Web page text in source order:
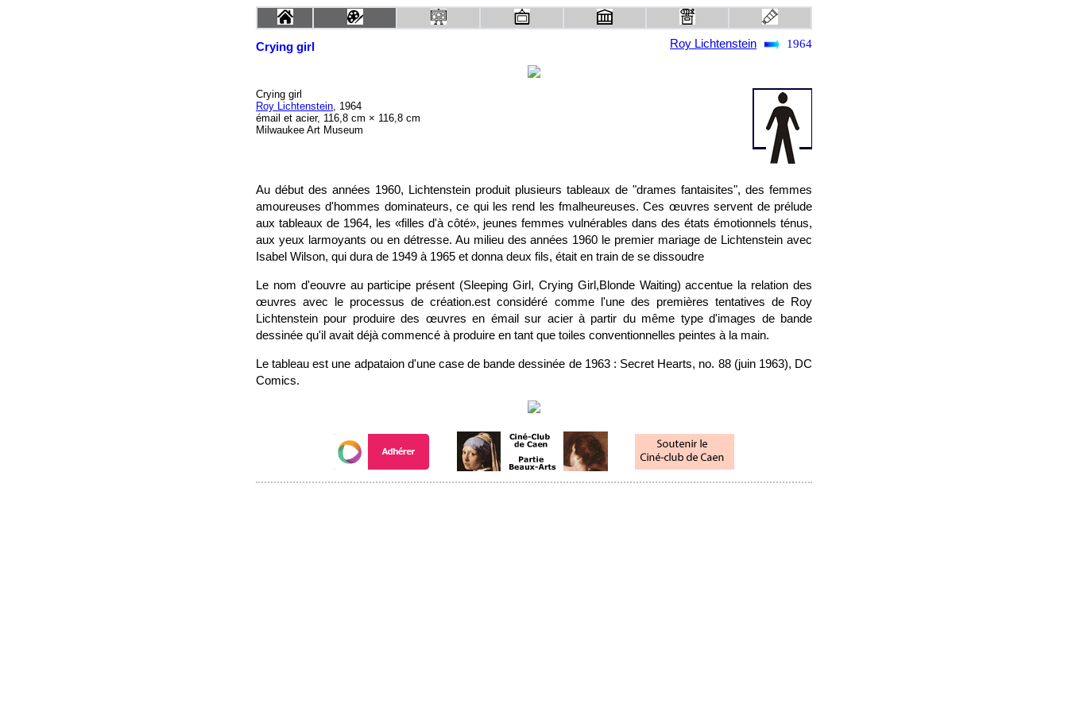
Crying girl Roy Lichtenstein 1964
Crying girl
Roy Lichtenstein, 1964
émail et acier, 116,8 cm × 116,8 cm
Milwaukee Art Museum
Au début des années 1960, Lichtenstein produit plusieurs tableaux de "drames fantaisites", des femmes
amoureuses d'hommes dominateurs, ce qui les rend les fmalheureuses. Ces œuvres servent de prélude
aux tableaux de 1964, les «filles d'à côté», jeunes femmes vulnérables dans des états émotionnels ténus,
aux yeux larmoyants ou en détresse. Au milieu des années 1960 le premier mariage de Lichtenstein avec
Isabel Wilson, qui dura de 1949 à 1965 et donna deux fils, était en train de se dissoudre
Le nom d'eouvre au participe présent (Sleeping Girl, Crying Girl,Blonde Waiting) accentue la relation des
œuvres avec le processus de création.est considéré comme l'une des premières tentatives de Roy
Lichtenstein pour produire des œuvres en émail sur acier à partir du même type d'images de bande
dessinée qu'il avait déjà commencé à produire en tant que toiles conventionnelles peintes à la main.
Le tableau est une adpataion d'une case de bande dessinée de 1963 : Secret Hearts, no. 88 (juin 1963), DC
Comics.